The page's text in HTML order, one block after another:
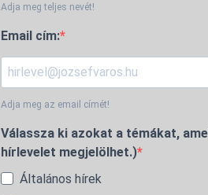
Adja meg teljes nevét!
Email cím:
Adja meg az email címét!
Válassza ki azokat a témákat,
hírlevelet megjelölhet.)
Általános hírek